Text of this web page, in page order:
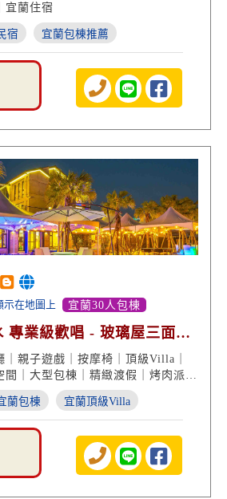
宜蘭住宿
宿 宜蘭包棟推薦
示在地圖上 宜蘭30人包棟
專業級歡唱 - 玻璃屋三面環
親子遊戲｜按摩椅｜頂級Villa｜
｜大型包棟｜精緻渡假｜烤肉派對
蘭包棟 宜蘭頂級Villa